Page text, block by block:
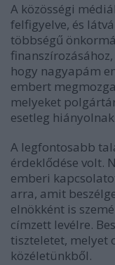
A közösségi
felfigyelve, és
többségű
hogy nagyapám
embert
melyeket
esetleg
A legfontosabb
érdeklődése volt.
emberi
arra, amit
elnökként is
címzett levélre.
tiszteletet, melyet
közéletünkből.